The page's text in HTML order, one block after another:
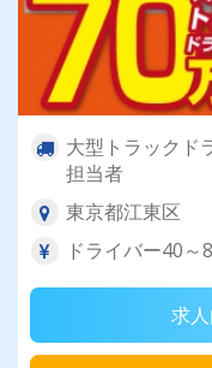
大型トラックド
担当者
東京都江東区
ドライバー40
求